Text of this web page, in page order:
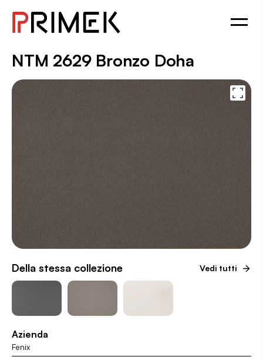
NTM 2629 Bronzo Doha
Della stessa collezione Vedi tutti
Azienda
Fenix